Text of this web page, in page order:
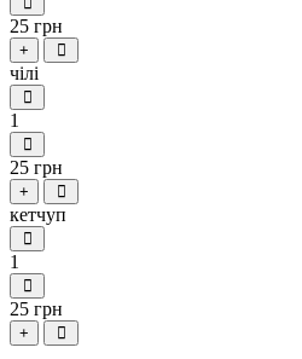
25 грн
+
чілі
1
25 грн
+
кетчуп
1
25 грн
+